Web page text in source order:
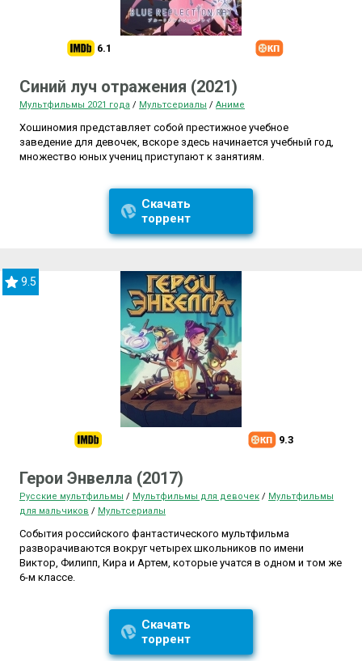
6.1
Синий луч отражения (2021)
Мультфильмы 2021 года / Мультсериалы / Аниме
Хошиномия представляет собой престижное учебное
заведение для девочек, вскоре здесь начинается учебный год,
множество юных учениц приступают к занятиям.
Скачать
торрент
9.5
9.3
Герои Энвелла (2017)
Русские мультфильмы / Мультфильмы для девочек / Мультфильмы
для мальчиков / Мультсериалы
События российского фантастического мультфильма
разворачиваются вокруг четырех школьников по имени
Виктор, Филипп, Кира и Артем, которые учатся в одном и том же
6-м классе.
Скачать
торрент